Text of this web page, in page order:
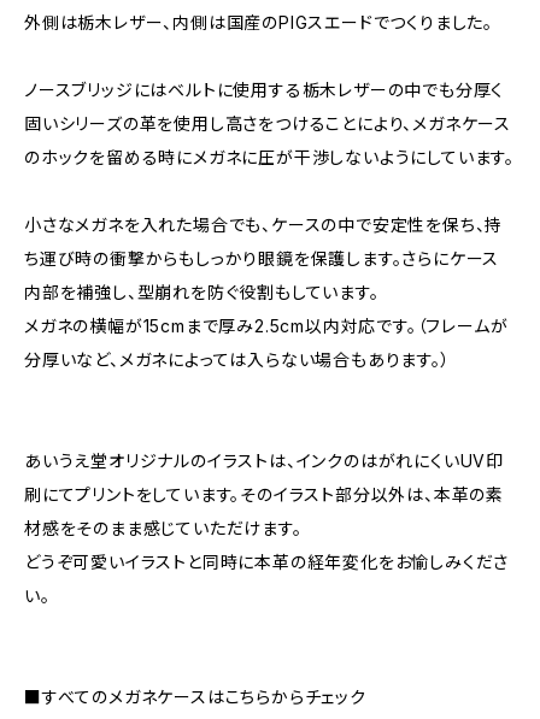
外側は栃木レザー、内側は国産のPIGスエードでつくりました。
ノースブリッジにはベルトに使用する栃木レザーの中でも分厚く
固いシリーズの革を使用し高さをつけることにより、メガネケース
のホックを留める時にメガネに圧が干渉しないようにしています。
小さなメガネを入れた場合でも、ケースの中で安定性を保ち、持
ち運び時の衝撃からもしっかり眼鏡を保護します。さらにケース
内部を補強し、型崩れを防ぐ役割もしています。
メガネの横幅が15cmまで厚み2.5cm以内対応です。（フレームが
分厚いなど、メガネによっては入らない場合もあります。）
あいうえ堂オリジナルのイラストは、インクのはがれにくいUV印
刷にてプリントをしています。そのイラスト部分以外は、本革の素
材感をそのまま感じていただけます。
どうぞ可愛いイラストと同時に本革の経年変化をお愉しみくださ
い。
■すべてのメガネケースはこちらからチェック